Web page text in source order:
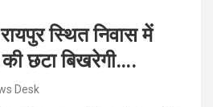
स्थित निवास में
छटा बिखरेगी….
Desk